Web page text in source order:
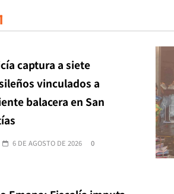
captura a siete
vinculados a
balacera en San
6 DE AGOSTO DE 2026 0